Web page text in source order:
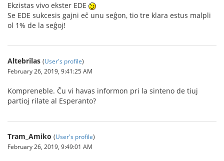
Ekzistas vivo ekster EDE
Se EDE sukcesis gajni eĉ unu seĝon, tio tre klara estus malpli
ol 1% de la seĝoj!
Altebrilas (User's profile)
February 26, 2019, 9:41:25 AM
Kompreneble. Ĉu vi havas informon pri la sinteno de tiuj
partioj rilate al Esperanto?
Tram_Amiko (User's profile)
February 26, 2019, 9:49:01 AM